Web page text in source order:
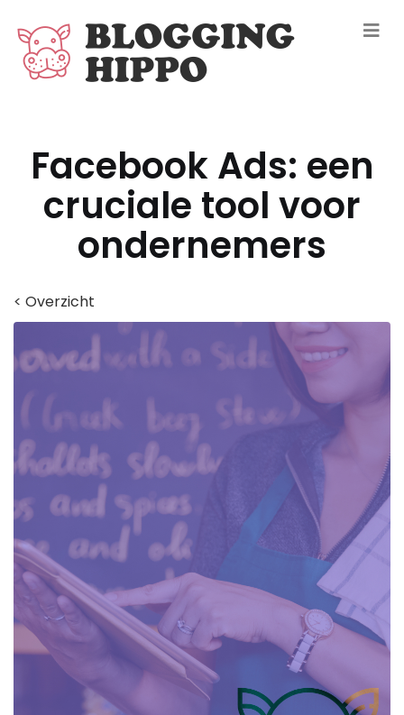
Facebook Ads: een
cruciale tool voor
ondernemers
< Overzicht